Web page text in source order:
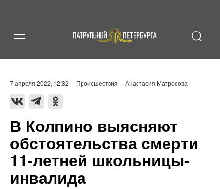
7 апреля 2022, 12:32 Происшествия Анастасия Матросова
В Колпино выясняют
обстоятельства смерти
11-летней школьницы-
инвалида